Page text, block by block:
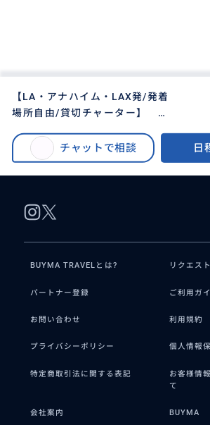
【LA・アナハイム・LAX発/発着
場所自由/貸切チャーター】 貴
ンゼルス観光！チャットで相談 日
【LA・アナハイム・LAX発/発着場所自由/貸切チ
全オーダー
BUYMA TRAVELとは? リクエス
パートナー登録 ご利用ガ
お問い合わせ 利用規約
プライバシーポリシー 個人情報
特定商取引法に関する表記
お客様情
て
会社案内 BUYMA